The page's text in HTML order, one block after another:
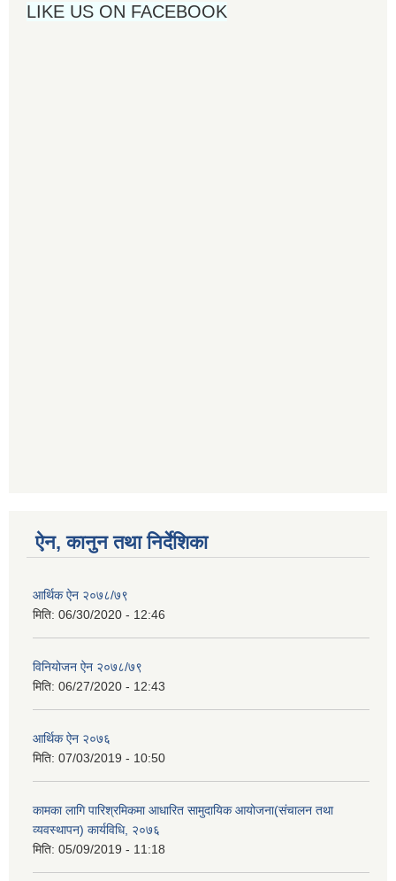
LIKE US ON FACEBOOK
ऐन, कानुन तथा निर्देशिका
आर्थिक ऐन २०७८/७९
मिति: 06/30/2020 - 12:46
विनियोजन ऐन २०७८/७९
मिति: 06/27/2020 - 12:43
आर्थिक ऐन २०७६
मिति: 07/03/2019 - 10:50
कामका लागि पारिश्रमिकमा आधारित सामुदायिक आयोजना(संचालन तथा
व्यवस्थापन) कार्यविधि, २०७६
मिति: 05/09/2019 - 11:18